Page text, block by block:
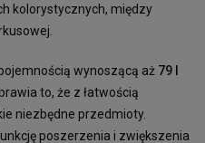
kolorystycznych, między
wynoszącą aż 79 l
to, że z łatwością
niezbędne przedmioty.
poszerzenia i zwiększenia